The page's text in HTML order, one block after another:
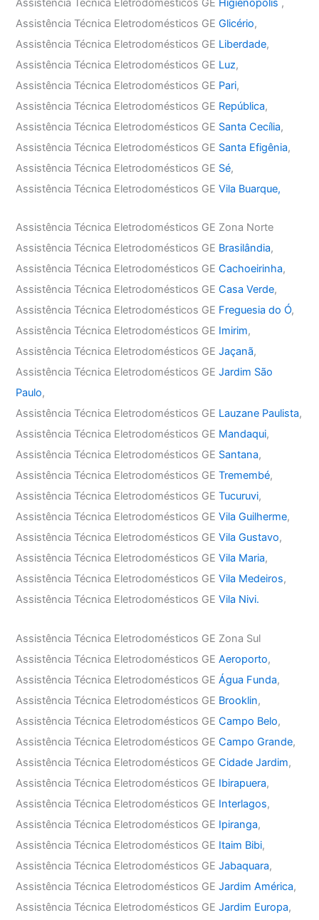
Assistência Técnica Eletrodomésticos GE Higienópolis ,
Assistência Técnica Eletrodomésticos GEGlicério,
Assistência Técnica Eletrodomésticos GE Liberdade,
Assistência Técnica Eletrodomésticos GE Luz,
Assistência Técnica Eletrodomésticos GE Pari,
Assistência Técnica Eletrodomésticos GE República,
Assistência Técnica Eletrodomésticos GE Santa Cecília,
Assistência Técnica Eletrodomésticos GE Santa Efigênia,
Assistência Técnica Eletrodomésticos GE Sé,
Assistência Técnica Eletrodomésticos GEVila Buarque,
Assistência Técnica Eletrodomésticos GE Zona Norte
Assistência Técnica Eletrodomésticos GE Brasilândia,
Assistência Técnica Eletrodomésticos GECachoeirinha,
Assistência Técnica Eletrodomésticos GECasa Verde,
Assistência Técnica Eletrodomésticos GE Freguesia do Ó,
Assistência Técnica Eletrodomésticos GE Imirim,
Assistência Técnica Eletrodomésticos GEJaçanã,
Assistência Técnica Eletrodomésticos GEJardim São
Paulo,
Assistência Técnica Eletrodomésticos GE Lauzane Paulista,
Assistência Técnica Eletrodomésticos GE Mandaqui,
Assistência Técnica Eletrodomésticos GE Santana,
Assistência Técnica Eletrodomésticos GETremembé,
Assistência Técnica Eletrodomésticos GETucuruvi,
Assistência Técnica Eletrodomésticos GEVila Guilherme,
Assistência Técnica Eletrodomésticos GEVila Gustavo,
Assistência Técnica Eletrodomésticos GEVila Maria,
Assistência Técnica Eletrodomésticos GEVila Medeiros,
Assistência Técnica Eletrodomésticos GEVila Nivi.
Assistência Técnica Eletrodomésticos GE Zona Sul
Assistência Técnica Eletrodomésticos GEAeroporto,
Assistência Técnica Eletrodomésticos GEÁgua Funda,
Assistência Técnica Eletrodomésticos GE Brooklin,
Assistência Técnica Eletrodomésticos GECampo Belo,
Assistência Técnica Eletrodomésticos GECampo Grande,
Assistência Técnica Eletrodomésticos GECidade Jardim,
Assistência Técnica Eletrodomésticos GE Ibirapuera,
Assistência Técnica Eletrodomésticos GE Interlagos,
Assistência Técnica Eletrodomésticos GE Ipiranga,
Assistência Técnica Eletrodomésticos GE Itaim Bibi,
Assistência Técnica Eletrodomésticos GEJabaquara,
Assistência Técnica Eletrodomésticos GEJardim América,
Assistência Técnica Eletrodomésticos GEJardim Europa,